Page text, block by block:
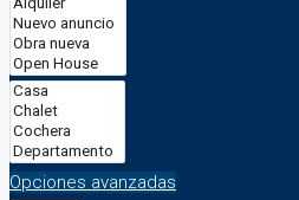
Opciones avanzadas